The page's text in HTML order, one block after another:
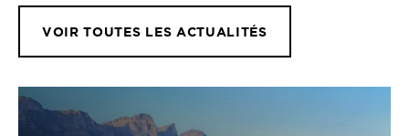
VOIR TOUTES LES ACTUALITÉS